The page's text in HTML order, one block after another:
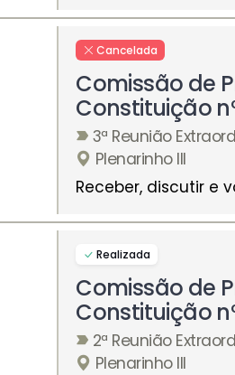
Cancelada
Comissão de
Constituição
3ª Reunião
Plenarinho III
Receber, discutir e
Realizada
Comissão de
Constituição
2ª Reunião
Plenarinho III